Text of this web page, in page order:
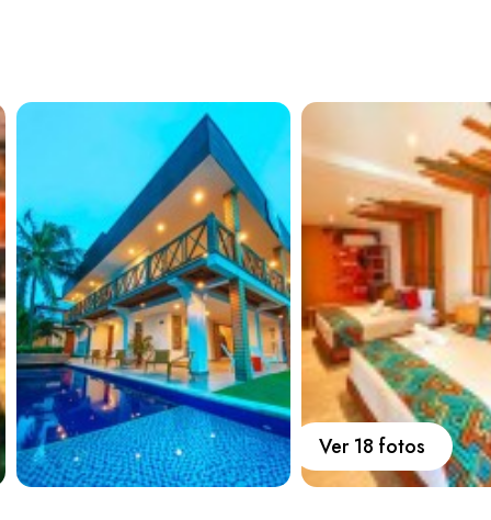
Hoteles Barcos
Carros Ayuda
Guía de turismo Nosotros
Ver 18 fotos